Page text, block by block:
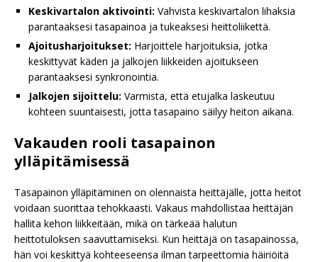
Keskivartalon aktivointi: Vahvista keskivartalon lihaksia
parantaaksesi tasapainoa ja tukeaksesi heittoliikettä.
Ajoitusharjoitukset: Harjoittele harjoituksia, jotka
keskittyvät käden ja jalkojen liikkeiden ajoitukseen
parantaaksesi synkronointia.
Jalkojen sijoittelu: Varmista, että etujalka laskeutuu
kohteen suuntaisesti, jotta tasapaino säilyy heiton aikana.
Vakauden rooli tasapainon
ylläpitämisessä
Tasapainon ylläpitäminen on olennaista heittäjälle, jotta heitot
voidaan suorittaa tehokkaasti. Vakaus mahdollistaa heittäjän
hallita kehon liikkeitään, mikä on tärkeää halutun
heittotuloksen saavuttamiseksi. Kun heittäjä on tasapainossa,
hän voi keskittyä kohteeseensa ilman tarpeettomia häiriöitä